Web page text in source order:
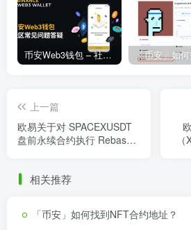
币安Web3钱包 – 社区常见问题答疑
上一篇
欧易关于对 SPACEXUSDT
盘前永续合约执行 Rebase
相关推荐
「币安」如何找到NFT合约地址？